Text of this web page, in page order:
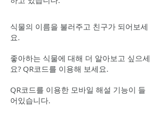
식물의 이름을 불러주고 친구가 되어보세
요.
좋아하는 식물에 대해 더 알아보고 싶으세
요? QR코드를 이용해 보세요.
QR코드를 이용한 모바일 해설 기능이 들
어있습니다.